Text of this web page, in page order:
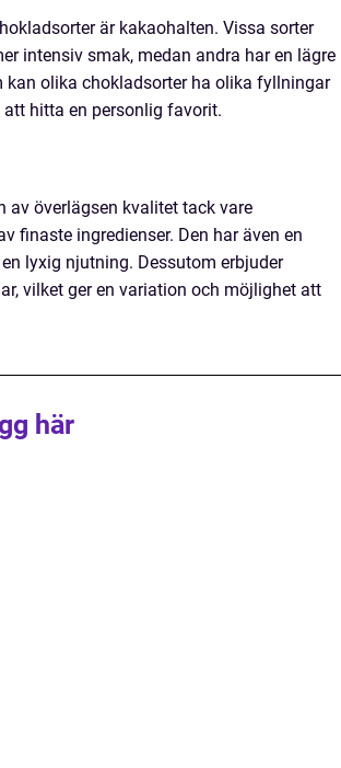
är kakaohalten. Vissa sorter
intensiv smak, medan andra har en lägre
kan olika chokladsorter ha olika fyllningar
hitta en personlig favorit.
av överlägsen kvalitet tack vare
finaste ingredienser. Den har även en
lyxig njutning. Dessutom erbjuder
vilket ger en variation och möjlighet att
här